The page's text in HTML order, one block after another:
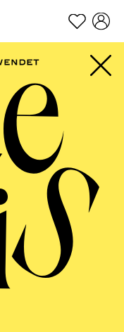
springen
wurde in Serbien
am Landestheater
für Musik und
in Leipzig, wo
abschloss. 2019
Sandmännchen in
Im selben Jahr gab
Strauss’ Operette